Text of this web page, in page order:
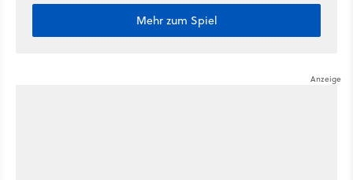
Mehr zum Spiel